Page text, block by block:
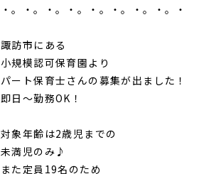
・。・。・。・。・。・。・。・。・
諏訪市にある
小規模認可保育園より
パート保育士さんの募集が出ました！
即日～勤務OK！
対象年齢は2歳児までの
未満児のみ♪
また定員19名のため